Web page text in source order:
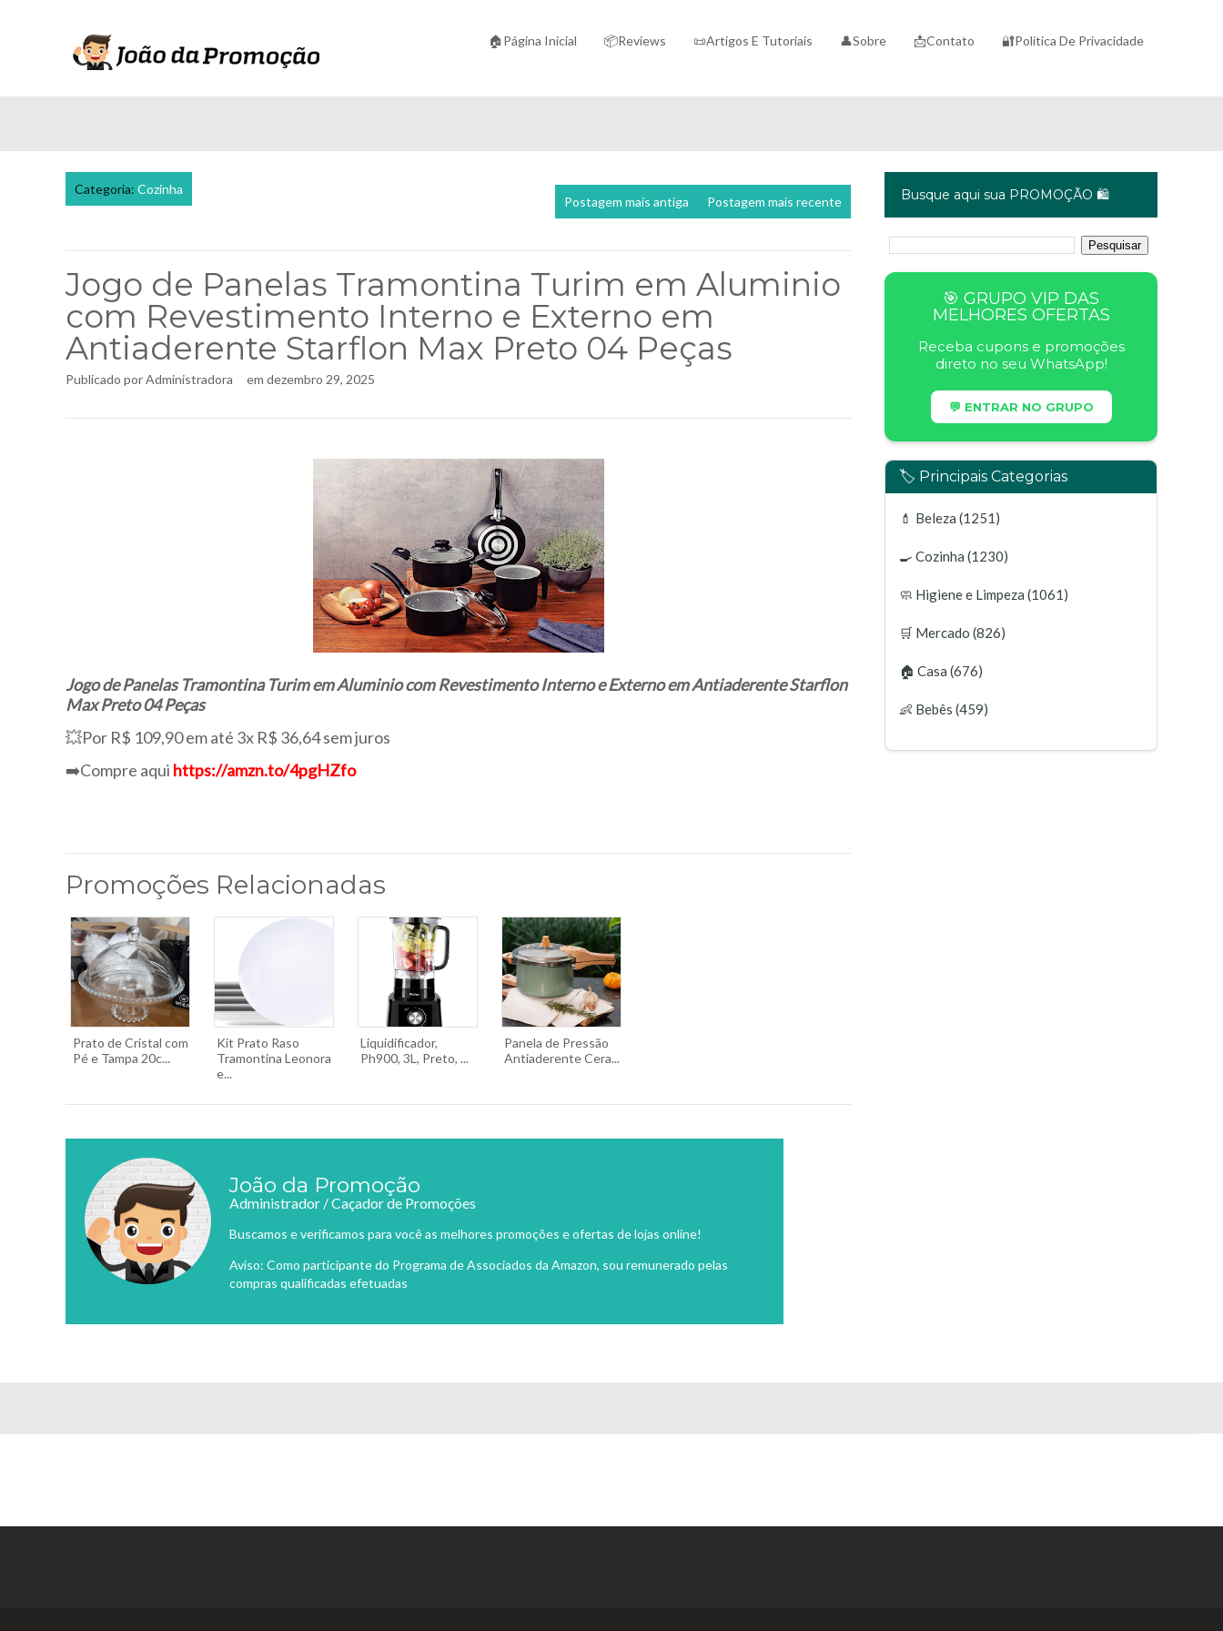
🏠Página Inicial 📦Reviews 📜Artigos E Tutoriais 👤Sobre 📩Contato 🔐Política De Privacidade
Categoria: Cozinha
Postagem mais recente
Postagem mais antiga
Jogo de Panelas Tramontina Turim em Aluminio
com Revestimento Interno e Externo em
Antiaderente Starflon Max Preto 04 Peças
Publicado porAdministradora em dezembro 29, 2025
Jogo de Panelas Tramontina Turim em Aluminio com Revestimento Interno e Externo em Antiaderente Starflon
Max Preto 04 Peças
💥Por R$ 109,90 em até 3x R$ 36,64 sem juros
➡️Compre aqui https://amzn.to/4pgHZfo
Promoções Relacionadas
Prato de Cristal com
Pé e Tampa 20c...
Kit Prato Raso
Tramontina Leonora
e...
Liquidificador,
Ph900, 3L, Preto, ...
Panela de Pressão
Antiaderente Cera...
João da Promoção
Administrador / Caçador de Promoções
Buscamos e verificamos para você as melhores promoções e ofertas de lojas online!
Aviso: Como participante do Programa de Associados da Amazon, sou remunerado pelas
compras qualificadas efetuadas
Busque aqui sua PROMOÇÃO 🛍️
🎯 GRUPO VIP DAS
MELHORES OFERTAS
Receba cupons e promoções
direto no seu WhatsApp!
💬 ENTRAR NO GRUPO
🏷️ Principais Categorias
💄 Beleza (1251)
🍳 Cozinha (1230)
🧼 Higiene e Limpeza (1061)
🛒 Mercado (826)
🏠 Casa (676)
👶 Bebês (459)